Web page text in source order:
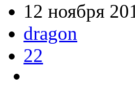
12 ноября
dragon
22